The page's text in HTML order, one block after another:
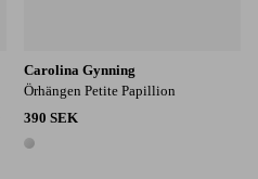
Carolina Gynning
Örhängen Petite Papillion
390 SEK
1 färg